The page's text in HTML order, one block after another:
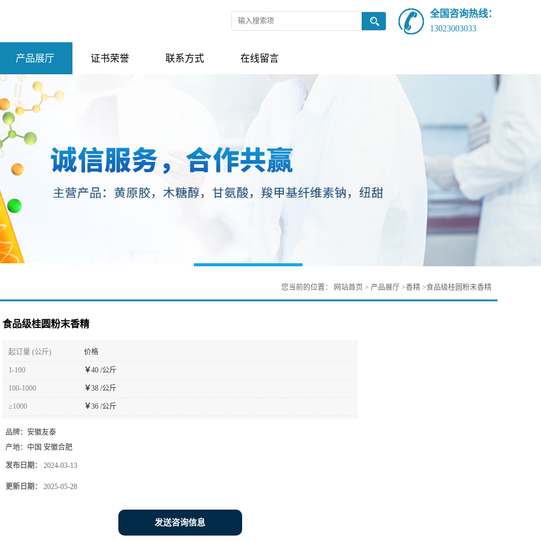
全国咨询热线：
13023003033
产品展厅 证书荣誉 联系方式 在线留言
您当前的位置： 网站首页 > 产品展厅 >香精 >食品级桂圆粉末香精
食品级桂圆粉末香精
起订量 (公斤) 价格
1-100 ￥40 /公斤
100-1000 ￥38 /公斤
≥1000 ￥36 /公斤
品牌： 安徽友泰
产地： 中国 安徽合肥
发布日期： 2024-03-13
更新日期： 2025-05-28
发送咨询信息